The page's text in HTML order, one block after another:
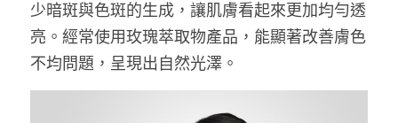
少暗斑與色斑的生成，讓肌膚看起來更加均勻透
亮。經常使用玫瑰萃取物產品，能顯著改善膚色
不均問題，呈現出自然光澤。